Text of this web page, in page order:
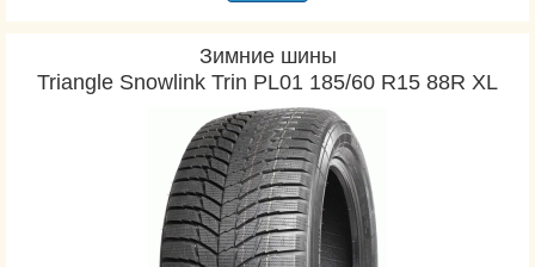
Зимние шины
Triangle Snowlink Trin PL01 185/60 R15 88R XL